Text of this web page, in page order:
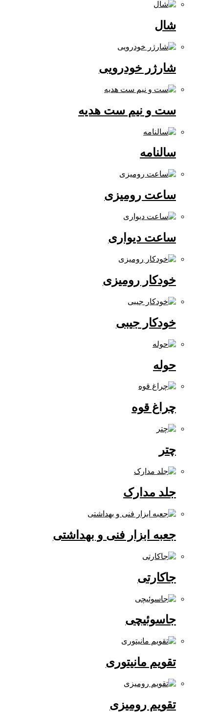
شارژر خودرویی
ست و نیم ست هدیه
ساعت رومیزی
ساعت دیواری
خودکار رومیزی
خودکار جیبی
چراغ قوه
جلد مدارک
جعبه ابزار فنی و بهداشتی
جاسوئیچی
تقویم مانیتوری
تقویم رومیزی